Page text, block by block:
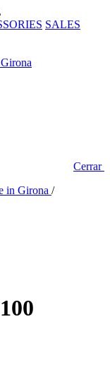
SALES
Cerrar
in Girona /